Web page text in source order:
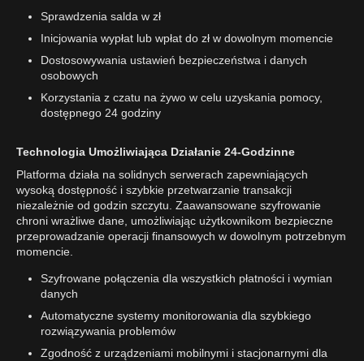
Sprawdzenia salda w zł
Inicjowania wypłat lub wpłat do zł w dowolnym momencie
Dostosowywania ustawień bezpieczeństwa i danych
osobowych
Korzystania z czatu na żywo w celu uzyskania pomocy,
dostępnego 24 godziny
Technologia Umożliwiająca Działanie 24-Godzinne
Platforma działa na solidnych serwerach zapewniających
wysoką dostępność i szybkie przetwarzanie transakcji
niezależnie od godzin szczytu. Zaawansowane szyfrowanie
chroni wrażliwe dane, umożliwiając użytkownikom bezpieczne
przeprowadzanie operacji finansowych w dowolnym potrzebnym
momencie.
Szyfrowane połączenia dla wszystkich płatności i wymian
danych
Automatyczne systemy monitorowania dla szybkiego
rozwiązywania problemów
Zgodność z urządzeniami mobilnymi i stacjonarnymi dla